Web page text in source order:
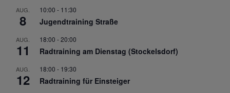
AUG.
8
10:00 - 11:30
Jugendtraining Straße
AUG.
11
18:00 -20:00
Radtraining am Dienstag (Stockelsdorf)
AUG.
12
18:00 - 19:30
Radtraining für Einsteiger